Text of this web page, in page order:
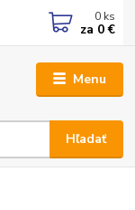
Menu
Hľadať
0 ks
za 0 €